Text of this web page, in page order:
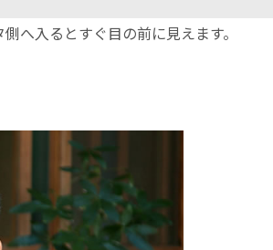
へ入るとすぐ目の前に見えます。